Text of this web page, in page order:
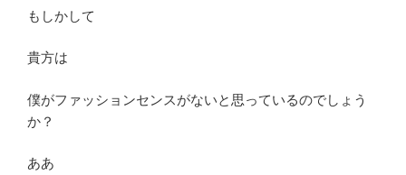
もしかして
貴方は
僕がファッションセンスがないと思っているのでしょう
か？
ああ